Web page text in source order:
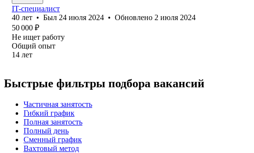
IT-специалист
40 лет • Был 24 июля 2024 • Обновлено 2 июля 2024
50 000 ₽
Не ищет работу
Общий опыт
14 лет
Быстрые фильтры подбора вакансий
Частичная занятость
Гибкий график
Полная занятость
Полный день
Сменный график
Вахтовый метод